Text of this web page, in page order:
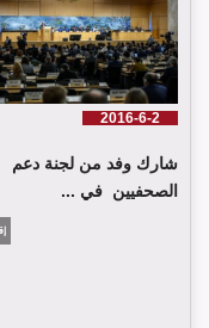
2016-6-2
شارك وفد من لجنة دعم
الصحفيين في ...